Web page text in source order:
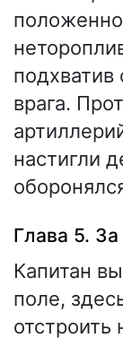
подхватив
врага.
настигли
Глава 5.
Капитан
поле,
отстроить